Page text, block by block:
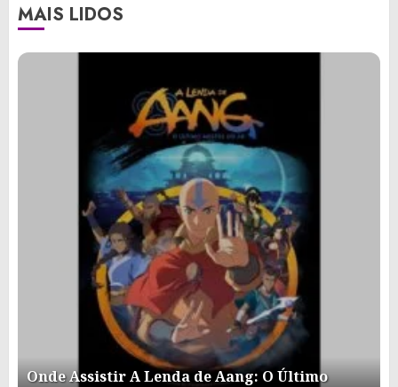
MAIS LIDOS
Onde Assistir A Lenda de Aang: O Último